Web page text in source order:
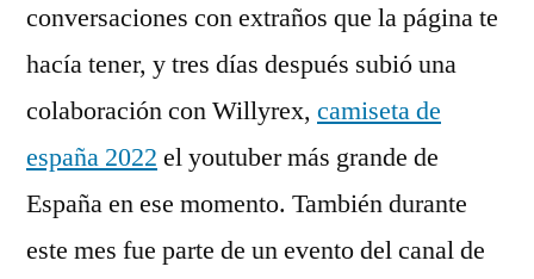
conversaciones con extraños que la página te
hacía tener, y tres días después subió una
colaboración con Willyrex, camiseta de
españa 2022 el youtuber más grande de
España en ese momento. También durante
este mes fue parte de un evento del canal de